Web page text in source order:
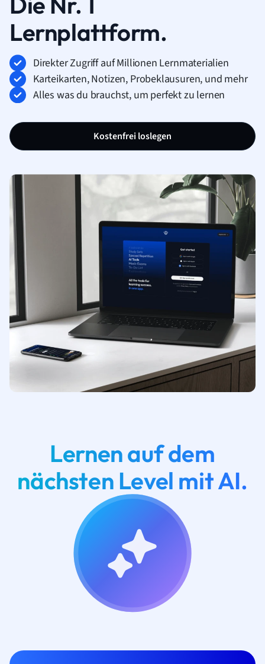
Lernplattform.
Direkter Zugriff auf Millionen Lernmaterialien
Karteikarten, Notizen, Probeklausuren, und mehr
Alles was du brauchst, um perfekt zu lernen
Kostenfrei loslegen
Lernen auf dem
nächsten Level mit AI.